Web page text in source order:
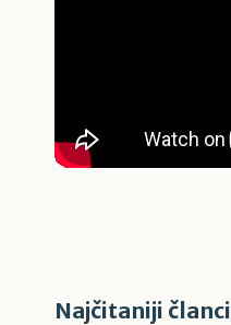
Najčitaniji članci